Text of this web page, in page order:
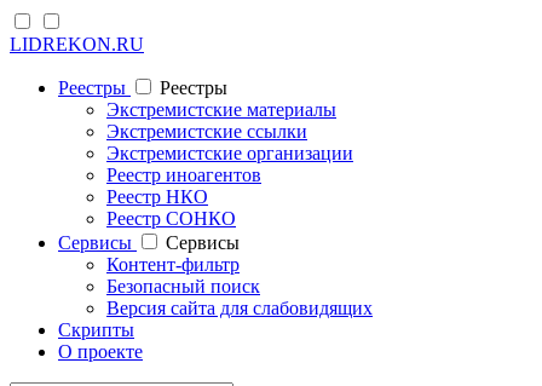
LIDREKON.RU
Реестры
Реестры
Экстремистские материалы
Экстремистские ссылки
Экстремистские организации
Реестр иноагентов
Реестр НКО
Реестр СОНКО
Cервисы
Cервисы
Контент-фильтр
Безопасный поиск
Версия сайта для слабовидящих
Скрипты
О проекте